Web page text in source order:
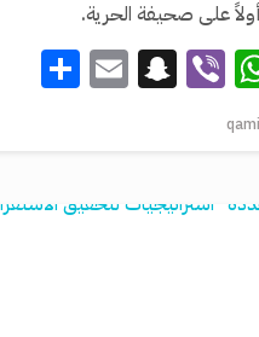
على صحيفة الحرية.
WhatsApp
Viber
Snapchat
Email